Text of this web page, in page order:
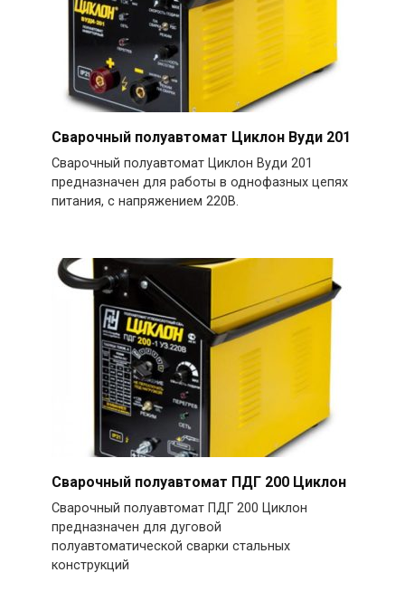
Сварочный полуавтомат Циклон Вуди 201
Сварочный полуавтомат Циклон Вуди 201
предназначен для работы в однофазных цепях
питания, с напряжением 220В.
Сварочный полуавтомат ПДГ 200 Циклон
Сварочный полуавтомат ПДГ 200 Циклон
предназначен для дуговой
полуавтоматической сварки стальных
конструкций